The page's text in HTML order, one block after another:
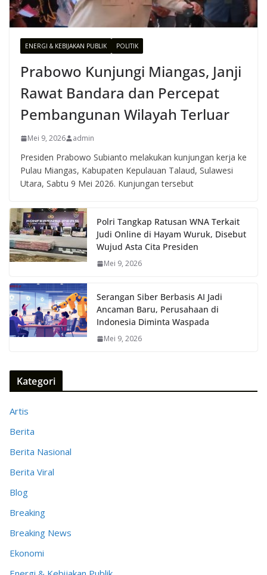
ENERGI & KEBIJAKAN PUBLIK POLITIK
Prabowo Kunjungi Miangas, Janji
Rawat Bandara dan Percepat
Pembangunan Wilayah Terluar
Mei 9, 2026 admin
Presiden Prabowo Subianto melakukan kunjungan kerja ke
Pulau Miangas, Kabupaten Kepulauan Talaud, Sulawesi
Utara, Sabtu 9 Mei 2026. Kunjungan tersebut
Polri Tangkap Ratusan WNA Terkait
Judi Online di Hayam Wuruk, Disebut
Wujud Asta Cita Presiden
Mei 9, 2026
Serangan Siber Berbasis AI Jadi
Ancaman Baru, Perusahaan di
Indonesia Diminta Waspada
Mei 9, 2026
Kategori
Artis
Berita
Berita Nasional
Berita Viral
Blog
Breaking
Breaking News
Ekonomi